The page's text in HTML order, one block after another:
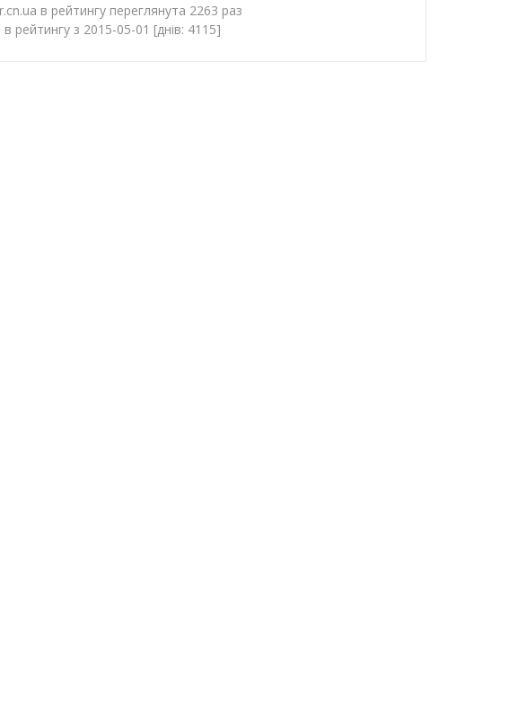
в рейтингу переглянута 2263 раз
рейтингу з 2015-05-01 [днів: 4115]